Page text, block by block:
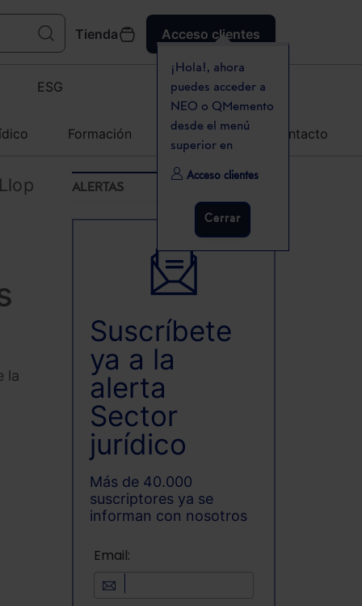
Tienda Acceso clientes
¡Hola!, ahora
puedes acceder a
NEO o QMemento
desde el menú
superior en
Acceso clientes
Cerrar
ESG
Formación Agenda Contacto
la
ALERTAS
Suscríbete
ya a la
alerta
Sector
jurídico
Más de 40.000
suscriptores ya se
informan con nosotros
Email: